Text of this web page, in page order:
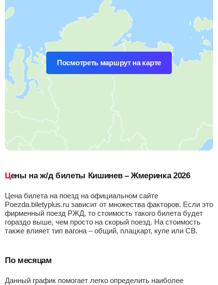
Посмотреть маршрут на карте
Цены на ж/д билеты Кишинев – Жмеринка 2026
Цена билета на поезд на официальном сайте
Poezda.biletyplus.ru зависит от множества факторов. Если это
фирменный поезд РЖД, то стоимость такого билета будет
гораздо выше, чем просто на скорый поезд. На стоимость
также влияет тип вагона – общий, плацкарт, купе или СВ.
По месяцам
Данный график помогает легко определить наиболее